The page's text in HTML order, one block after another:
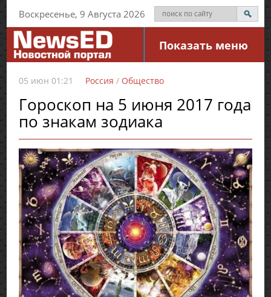
Воскресенье, 9 Августа 2026
Показать меню
05 июн 01:21 Россия / Общество
Гороскоп на 5 июня 2017 года
по знакам зодиака